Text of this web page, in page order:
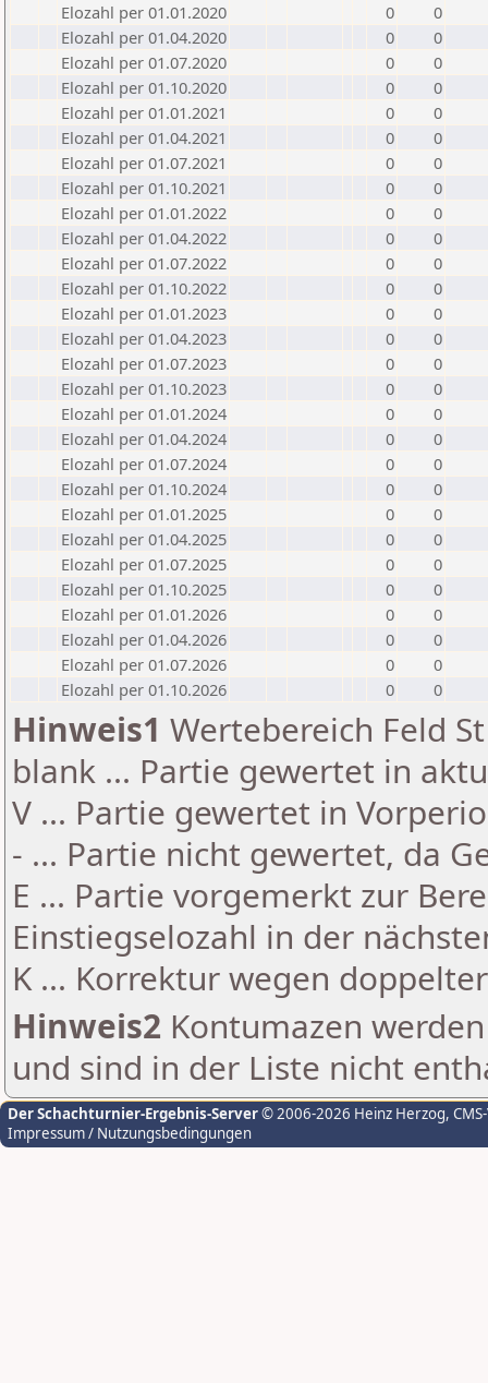
Elozahl per 01.01.2020
0
0
Elozahl per 01.04.2020
0
0
Elozahl per 01.07.2020
0
0
Elozahl per 01.10.2020
0
0
Elozahl per 01.01.2021
0
0
Elozahl per 01.04.2021
0
0
Elozahl per 01.07.2021
0
0
Elozahl per 01.10.2021
0
0
Elozahl per 01.01.2022
0
0
Elozahl per 01.04.2022
0
0
Elozahl per 01.07.2022
0
0
Elozahl per 01.10.2022
0
0
Elozahl per 01.01.2023
0
0
Elozahl per 01.04.2023
0
0
Elozahl per 01.07.2023
0
0
Elozahl per 01.10.2023
0
0
Elozahl per 01.01.2024
0
0
Elozahl per 01.04.2024
0
0
Elozahl per 01.07.2024
0
0
Elozahl per 01.10.2024
0
0
Elozahl per 01.01.2025
0
0
Elozahl per 01.04.2025
0
0
Elozahl per 01.07.2025
0
0
Elozahl per 01.10.2025
0
0
Elozahl per 01.01.2026
0
0
Elozahl per 01.04.2026
0
0
Elozahl per 01.07.2026
0
0
Elozahl per 01.10.2026
0 0
Hinweis1 Wertebereich Feld
blank ... Partie gewertet in
V ... Partie gewertet in
- ... Partie nicht gewertet, da
E ... Partie vorgemerkt zur
Einstiegselozahl in der
K ... Korrektur wegen
Hinweis2 Kontumazen
und sind in der Liste nicht
Der Schachturnier-Ergebnis-Server© 2006-2026 Heinz Herzog,
Impressum / Nutzungsbedingungen